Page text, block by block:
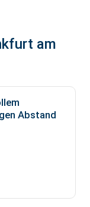
am
Abstand